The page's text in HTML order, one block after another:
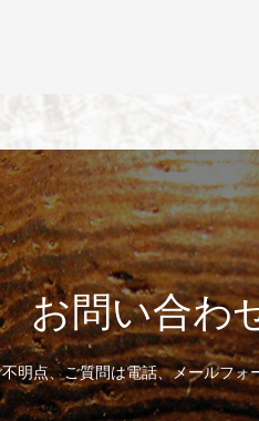
お問い合わ
明点、ご質問は電話、メールフォ